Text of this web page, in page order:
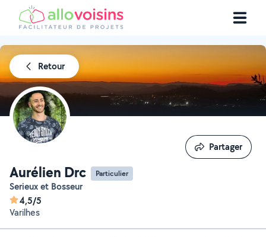
Retour
Aurélien Drc Particulier
Serieux et Bosseur
4,5/5
Varilhes
Partager
Partager